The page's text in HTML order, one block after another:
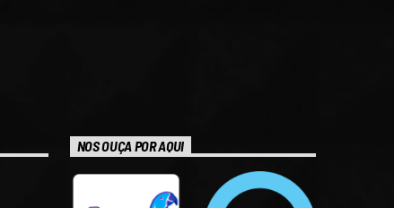
NOS OUÇA POR AQUI